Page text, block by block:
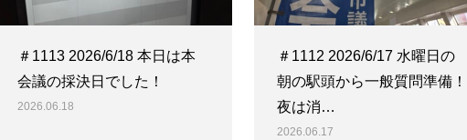
＃1113 2026/6/18 本日は本
会議の採決日でした！
2026.06.18
＃1112 2026/6/17 水曜日の
朝の駅頭から一般質問準備！
夜は消…
2026.06.17